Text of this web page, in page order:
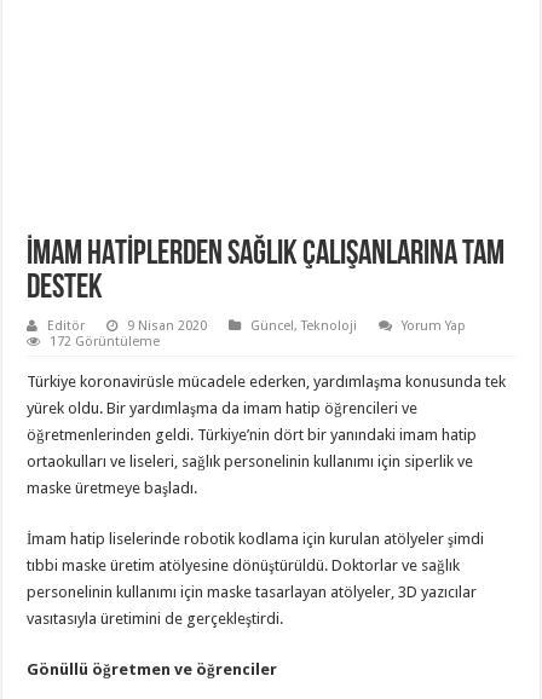
İMAM HATİPLERDEN SAĞLIK ÇALIŞANLARINA TAM
DESTEK
Editör 9 Nisan 2020 Güncel,Teknoloji
Yorum Yap
172 Görüntüleme
Türkiye koronavirüsle mücadele ederken, yardımlaşma konusunda tek
yürek oldu. Bir yardımlaşma da imam hatip öğrencileri ve
öğretmenlerinden geldi. Türkiye’nin dört bir yanındaki imam hatip
ortaokulları ve liseleri, sağlık personelinin kullanımı için siperlik ve
maske üretmeye başladı.
İmam hatip liselerinde robotik kodlama için kurulan atölyeler şimdi
tıbbi maske üretim atölyesine dönüştürüldü. Doktorlar ve sağlık
personelinin kullanımı için maske tasarlayan atölyeler, 3D yazıcılar
vasıtasıyla üretimini de gerçekleştirdi.
Gönüllü öğretmen ve öğrenciler